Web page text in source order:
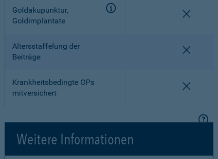
Goldakupunktur,
Goldimplantate
Altersstaffelung der
Beiträge
Krankheitsbedingte OPs
mitversichert
Weitere Informationen